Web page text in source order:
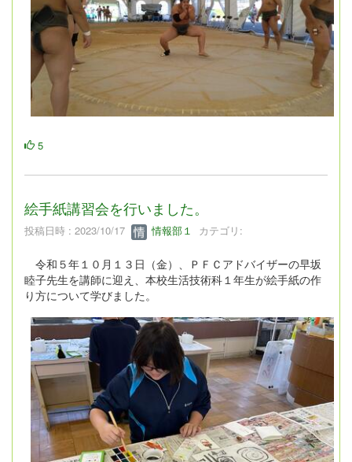
5
絵手紙講習会を行いました。
投稿日時 : 2023/10/17 情報部１ カテゴリ:
令和５年１０月１３日（金）、ＰＦＣアドバイザーの早坂
睦子先生を講師に迎え、本校生活技術科１年生が絵手紙の作
り方について学びました。